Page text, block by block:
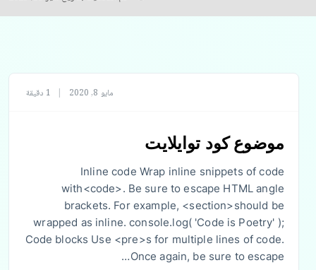
مايو 8, 2020 1 دقيقة
موضوع كود توايلايت
Inline code Wrap inline snippets of code
with<code>. Be sure to escape HTML angle
brackets. For example, <section>should be
wrapped as inline. console.log( 'Code is Poetry' );
Code blocks Use <pre>s for multiple lines of code.
Once again, be sure to escape…